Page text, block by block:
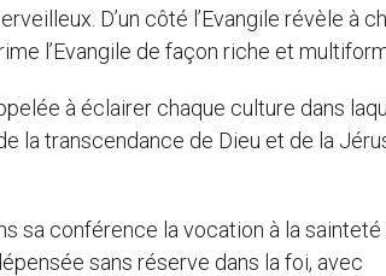
D’un côté l’Evangile révèle à
l’Evangile de façon riche et
à éclairer chaque culture dans
la transcendance de Dieu et de la
sa conférence la vocation à la sainteté
sans réserve dans la foi, avec